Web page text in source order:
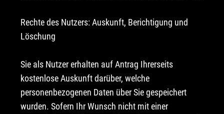
Rechte des Nutzers: Auskunft, Berichtigung und
Löschung
Sie als Nutzer erhalten auf Antrag Ihrerseits
kostenlose Auskunft darüber, welche
personenbezogenen Daten über Sie gespeichert
wurden. Sofern Ihr Wunsch nicht mit einer